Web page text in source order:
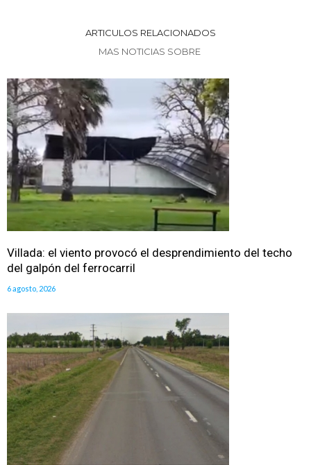
ARTICULOS RELACIONADOS
MAS NOTICIAS SOBRE
Villada: el viento provocó el desprendimiento del techo
del galpón del ferrocarril
6 agosto, 2026